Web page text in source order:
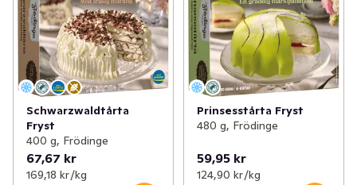
✓ Fryst färdigmat (201)
✓ Fryst potatis & pommes (29)
✓ Fryst vegetariskt (59)
✓ Frysta grönsaker & örter
✓ Fryst frukt & bär
✓ Frysta tårtor (8)
✓ Frysta bullar & kakor (23)
✓ Fryst deg (4)
Schwarzwaldtårta
Fryst
400 g, Frödinge
67,67 kr
169,18 kr /kg
Prinsesstårta Fryst
480 g, Frödinge
59,95 kr
124,90 kr /kg